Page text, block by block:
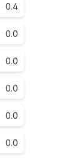
0.4
0.0
0.0
0.0
0.0
0.0